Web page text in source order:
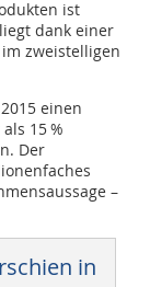
ist
dank einer
zweistelligen
einen
15 %
Der
–
in